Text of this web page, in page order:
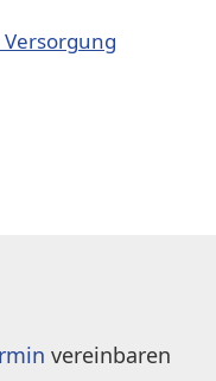
vereinbaren